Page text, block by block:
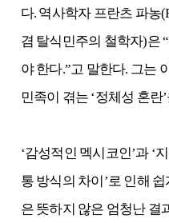
다. 역사학자 프란츠 파농
겸 탈식민주의 철학자)은
야 한다.”고 말한다. 그는
민족이 겪는 ‘정체성 혼란
‘감성적인 멕시코인’과 ‘
통 방식의 차이’로 인해
은 뜻하지 않은 엄청난 결